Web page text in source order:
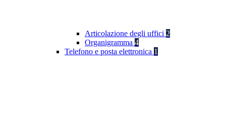
Articolazione degli uffici 2
Organigramma 4
Telefono e posta elettronica 1